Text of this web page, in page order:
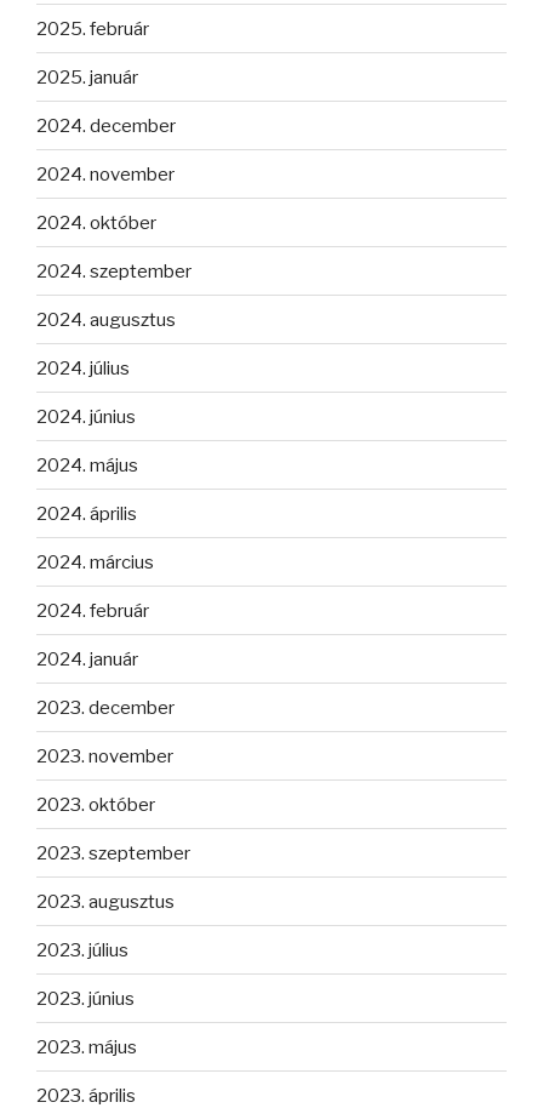
2025. február
2025. január
2024. december
2024. november
2024. október
2024. szeptember
2024. augusztus
2024. július
2024. június
2024. május
2024. április
2024. március
2024. február
2024. január
2023. december
2023. november
2023. október
2023. szeptember
2023. augusztus
2023. július
2023. június
2023. május
2023. április